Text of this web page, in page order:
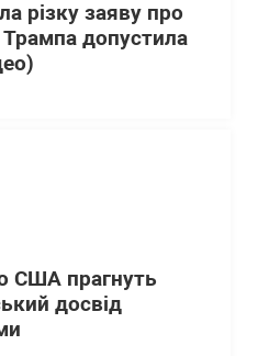
різку заяву про
допустила
США прагнуть
досвід